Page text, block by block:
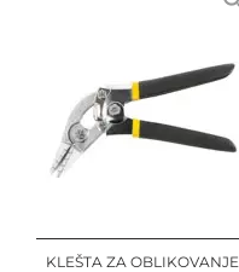
KLEŠTA ZA OBLIKOVANJE